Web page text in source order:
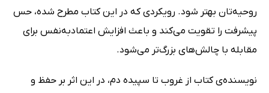
روحیه‌تان بهتر شود. رویکردی که در این کتاب مطرح شده، حس
پیشرفت را تقویت می‌کند و باعث افزایش اعتماد‌به‌نفس برای
مقابله با چالش‌های بزرگ‌تر می‌شود.
نویسنده‌ی کتاب از غروب تا سپیده دم، در این اثر بر حفظ و